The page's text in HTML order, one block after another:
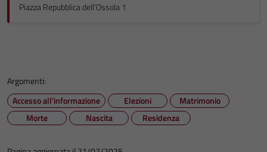
Piazza Repubblica dell'Ossola 1
Argomenti:
Accesso all'informazione
Elezioni
Matrimonio
Morte
Nascita Residenza